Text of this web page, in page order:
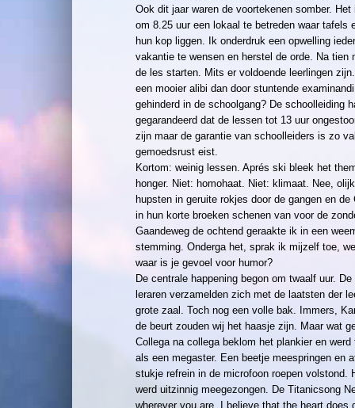
Ook dit jaar waren de voortekenen somber.
om 8.25 uur een lokaal te betreden waar tafels
hun kop liggen. Ik onderdruk een opwelling
vakantie te wensen en herstel de orde. Na tien
de les starten. Mits er voldoende leerlingen
een mooier alibi dan door stuntende
gehinderd in de schoolgang? De schoolleiding
gegarandeerd dat de lessen tot 13 uur
zijn maar de garantie van schoolleiders is zo
gemoedsrust eist.
Kortom: weinig lessen. Aprés ski bleek het
honger. Niet: homohaat. Niet: klimaat. Nee,
hupsten in geruite rokjes door de gangen en de
in hun korte broeken schenen van voor de
Gaandeweg de ochtend geraakte ik in een
stemming. Onderga het, sprak ik mijzelf toe,
waar is je gevoel voor humor?
De centrale happening begon om twaalf uur.
leraren verzamelden zich met de laatsten der
grote zaal. Toch nog een volle bak. Immers,
de beurt zouden wij het haasje zijn. Maar wat
Collega na collega beklom het plankier en werd
als een megaster. Een beetje meespringen en
stukje refrein in de microfoon roepen volstond.
werd uitzinnig meegezongen. De Titanicsong
wherever you are, I believe that the heart does